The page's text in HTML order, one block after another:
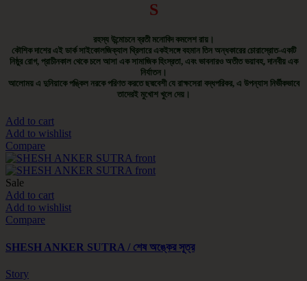
S
রহস্য উন্মোচনে ব্রতী মনোবিদ কমলেশ রায়।
কৌশিক দাশের এই ডার্ক সাইকোলজিক্যাল থ্রিলারে একইসঙ্গে বহমান তিন অন্ধকারের চোরাস্রোত-একটি
নিষ্ঠুর রোগ, প্রাচীনকাল থেকে চলে আসা এক সামাজিক হিংস্রতা, এবং ভাবনারও অতীত ভয়াবহ, দানবীয় এক
নির্যাতন।
আলোময় এ দুনিয়াকে পঙ্কিল নরকে পরিণত করতে ছদ্মবেশী যে রাক্ষসেরা বদ্ধপরিকর, এ উপন্যাস নির্ভীকভাবে
তাদেরই মুখোশ খুলে দেয়।
Add to cart
Add to wishlist
Compare
Sale
Add to cart
Add to wishlist
Compare
SHESH ANKER SUTRA / শেষ অঙ্কের সূত্র
Story